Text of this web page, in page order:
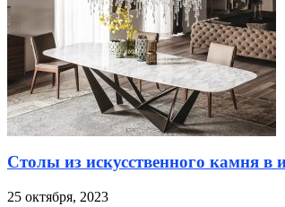
Столы из искусственного камня в
25 октября, 2023